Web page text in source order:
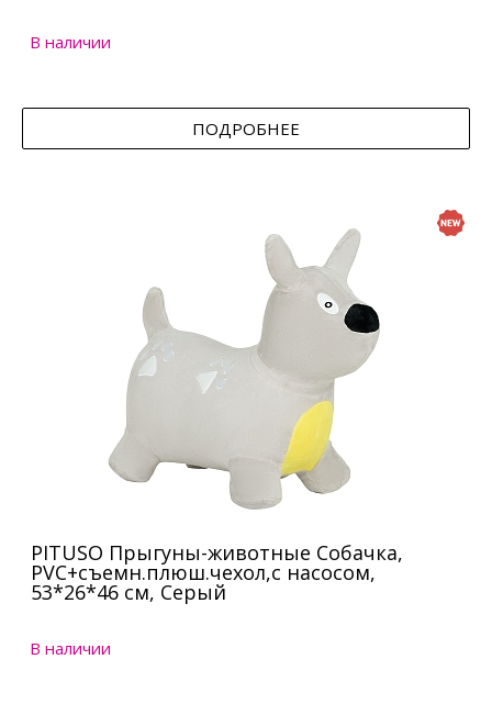
В наличии
ПОДРОБНЕЕ
PITUSO Прыгуны-животные Собачка,
PVC+съемн.плюш.чехол,с насосом,
53*26*46 см, Серый
В наличии